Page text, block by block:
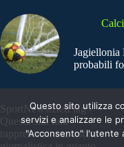
Jagiellonia
probabili
SportNews.BetFlag -
Questo sito non
rappresenta una testata
Questo sito utilizza
servizi e analizzare le
"Acconsento" l'utente